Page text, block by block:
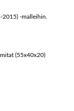
2015) -malleihin.
(55x40x20)